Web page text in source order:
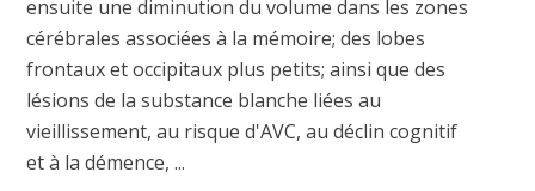
ensuite une diminution du volume dans les zones
cérébrales associées à la mémoire; des lobes
frontaux et occipitaux plus petits; ainsi que des
lésions de la substance blanche liées au
vieillissement, au risque d'AVC, au déclin cognitif
et à la démence, ...